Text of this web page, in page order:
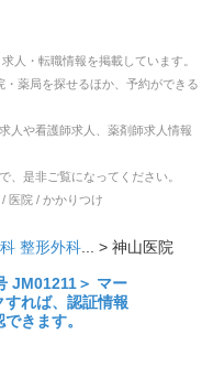
人・転職情報を掲載しています。
薬局を探せるほか、予約ができる
人や看護師求人、薬剤師求人情報
、是非ご覧になってください。
医院 / かかりつけ
整形外科... > 神山医院